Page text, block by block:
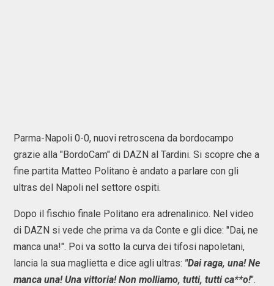
Parma-Napoli 0-0, nuovi retroscena da bordocampo
grazie alla "BordoCam" di DAZN al Tardini. Si scopre che a
fine partita Matteo Politano è andato a parlare con gli
ultras del Napoli nel settore ospiti.
Dopo il fischio finale Politano era adrenalinico. Nel video
di DAZN si vede che prima va da Conte e gli dice: "Dai, ne
manca una!". Poi va sotto la curva dei tifosi napoletani,
lancia la sua maglietta e dice agli ultras: "Dai raga, una! Ne
manca una! Una vittoria! Non molliamo, tutti, tutti ca**o!".